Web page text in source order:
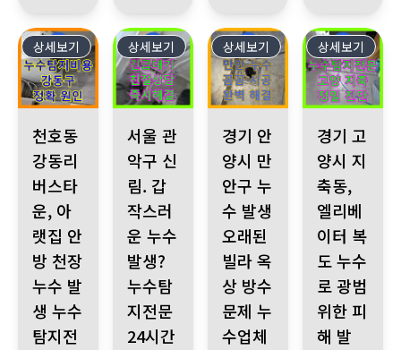
48
상세보기
천호동
강동리
버스타
운, 아
랫집 안
방 천장
누수 발
생 누수
탐지전
47
상세보기
서울 관
악구 신
림. 갑
작스러
운 누수
발생?
누수탐
지전문
24시간
46
상세보기
경기 안
양시 만
안구 누
수 발생
오래된
빌라 옥
상 방수
문제 누
수업체
45
상세보기
경기 고
양시 지
축동,
엘리베
이터 복
도 누수
로 광범
위한 피
해 발